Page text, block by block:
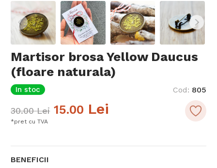
Martisor brosa Yellow Daucus
(floare naturala)
In stoc Cod: 805
30.00 Lei 15.00 Lei
*pret cu TVA
BENEFICII